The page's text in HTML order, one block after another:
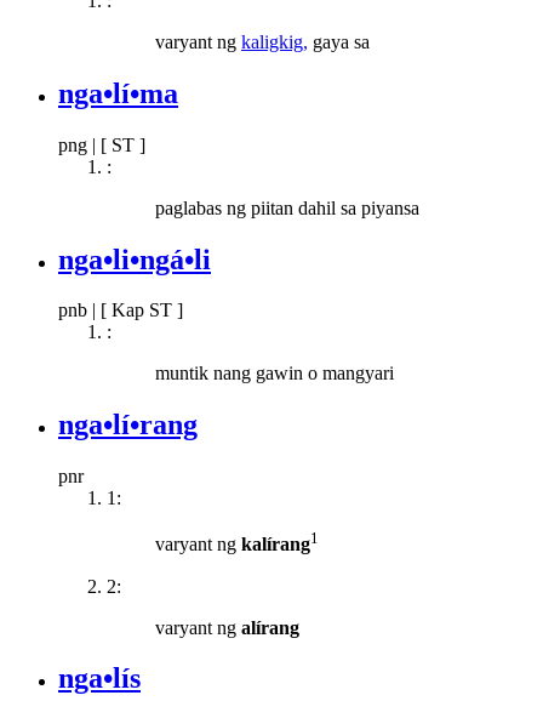
varyant ng kaligkig, gaya sa
nga•lí•ma
png | [ ST ]
:
paglabas ng piitan dahil sa piyansa
nga•li•ngá•li
pnb | [ Kap ST ]
:
muntik nang gawin o mangyari
nga•lí•rang
pnr
1:
varyant ng kalírang1
2:
varyant ng alírang
nga•lís